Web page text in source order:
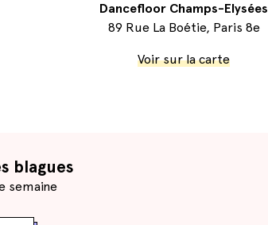
Dancefloor Champs-Elysées
89 Rue La Boétie, Paris 8e
Voir sur la carte
blagues
semaine